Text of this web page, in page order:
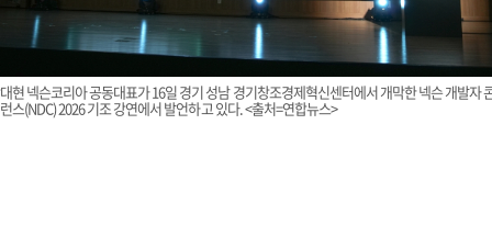
현 넥슨코리아 공동대표가 16일 경기 성남 경기창조경제혁신센터에서 개막한 넥슨 개발자
스(NDC) 2026 기조 강연에서 발언하고 있다. <출처=연합뉴스>